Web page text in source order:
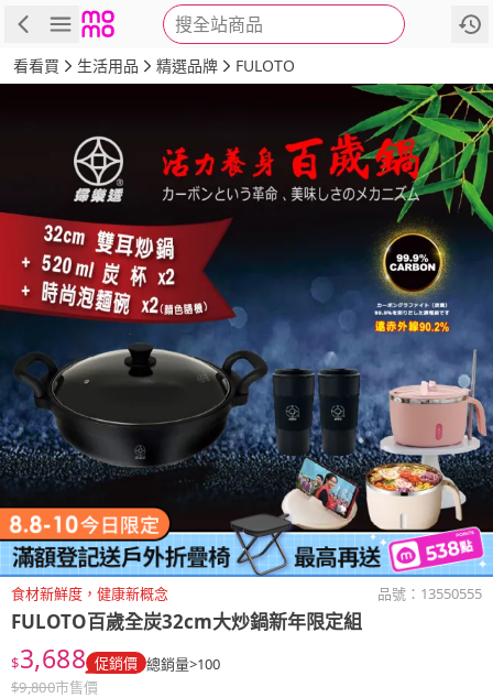
搜全站商品
商品 評價 詳情
看看買 生活用品 精選品牌 FULOTO
食材新鮮度，健康新概念 品號： 13550555
FULOTO百歲全炭32cm大炒鍋新年限定組
$3,688 促銷價 總銷量>100
$9,800市售價